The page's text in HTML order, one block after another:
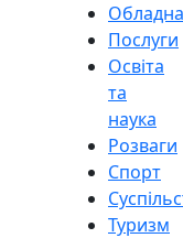
Послуги
Освіта
та
наука
Розваги
Спорт
Туризм